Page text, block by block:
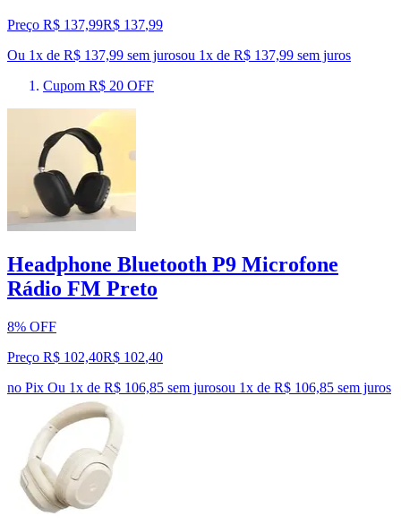
Preço R$ 137,99R$ 137,99
Ou 1x de R$ 137,99 sem jurosou 1x de R$ 137,99 sem juros
Cupom R$ 20 OFF
Headphone Bluetooth P9 Microfone
Rádio FM Preto
8% OFF
Preço R$ 102,40R$ 102,40
no Pix Ou 1x de R$ 106,85 sem jurosou 1x de R$ 106,85 sem juros